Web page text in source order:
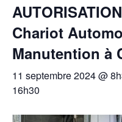
Chariot
Manutention à
11 septembre 2024 @
16h30